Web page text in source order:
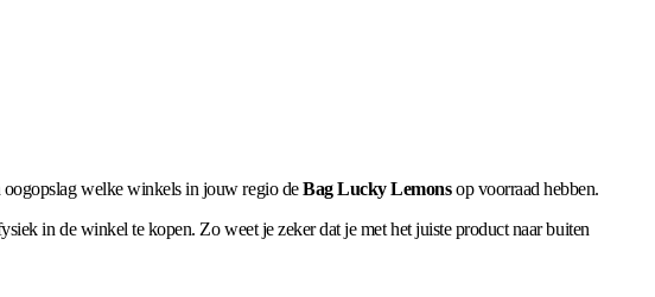
oogopslag welke winkels in jouw regio deBag Lucky Lemonsop voorraad hebben.
in de winkel te kopen. Zo weet je zeker dat je met het juiste product naar buiten